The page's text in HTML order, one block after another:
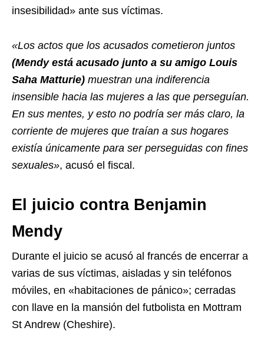
insesibilidad» ante sus víctimas.
«Los actos que los acusados cometieron juntos
(Mendy está acusado junto a su amigo Louis
Saha Matturie) muestran una indiferencia
insensible hacia las mujeres a las que perseguían.
En sus mentes, y esto no podría ser más claro, la
corriente de mujeres que traían a sus hogares
existía únicamente para ser perseguidas con fines
sexuales», acusó el fiscal.
El juicio contra Benjamin
Mendy
Durante el juicio se acusó al francés de encerrar a
varias de sus víctimas, aisladas y sin teléfonos
móviles, en «habitaciones de pánico»; cerradas
con llave en la mansión del futbolista en Mottram
St Andrew (Cheshire).